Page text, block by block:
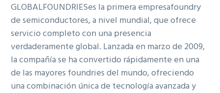
GLOBALFOUNDRIESes la primera empresafoundry
de semiconductores, a nivel mundial, que ofrece
servicio completo con una presencia
verdaderamente global. Lanzada en marzo de 2009,
la compañía se ha convertido rápidamente en una
de las mayores foundriesdel mundo, ofreciendo
una combinación única de tecnología avanzada y